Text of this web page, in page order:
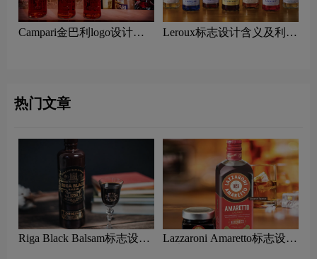
Campari金巴利logo设计含
Leroux标志设计含义及利口
热门文章
Riga Black Balsam标志设计
Lazzaroni Amaretto标志设计